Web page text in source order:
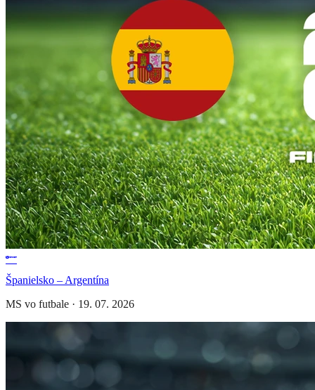
Španielsko – Argentína
MS vo futbale · 19. 07. 2026